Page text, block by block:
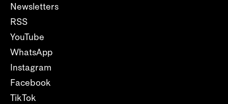
Newsletters
RSS
YouTube
WhatsApp
Instagram
Facebook
TikTok